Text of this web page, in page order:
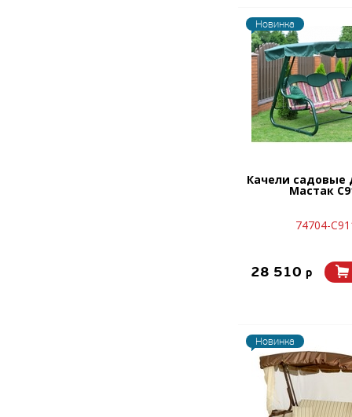
Новинка
Качели садовые
Мастак
74704-
28 510 p
Новинка